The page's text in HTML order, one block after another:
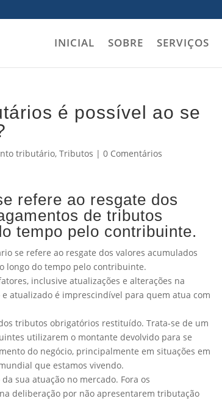
INICIAL SOBRE SERVIÇOS
é possível ao se
tributário,Tributos |0 Comentários
refere ao resgate dos
de tributos
tempo pelo contribuinte.
se refere ao resgate dos valores acumulados
longo do tempo pelo contribuinte.
inclusive atualizações e alterações na
atualizado é imprescindível para quem atua com
tributos obrigatórios restituído. Trata-se de um
utilizarem o montante devolvido para se
do negócio, principalmente em situações em
que estamos vivendo.
sua atuação no mercado. Fora os
deliberação por não apresentarem tributação